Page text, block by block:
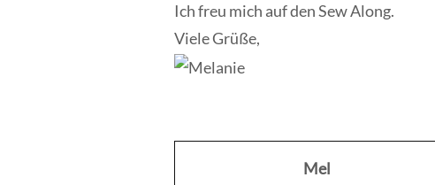
Ich freu mich auf den Sew Along.
Viele Grüße,
Mel